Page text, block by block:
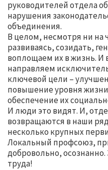
руководителей отдела
нарушения
объединения.
В целом, несмотря ни
развиваясь, созидать,
воплощаем их в жизнь. И
направляем
ключевой цели –
повышение уровня
обеспечение их
И люди это видят. И,
возвращаются в наши
несколько крупных
Локальный профсоюз,
добровольно,
труда!